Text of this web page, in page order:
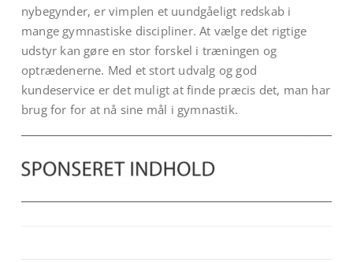
nybegynder, er vimplen et uundgåeligt redskab i
mange gymnastiske discipliner. At vælge det rigtige
udstyr kan gøre en stor forskel i træningen og
optrædenerne. Med et stort udvalg og god
kundeservice er det muligt at finde præcis det, man har
brug for for at nå sine mål i gymnastik.